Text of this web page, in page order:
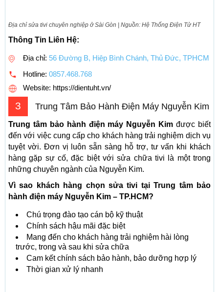
Địa chỉ sửa tivi chuyên nghiệp ở Sài Gòn | Nguồn: Hệ Thống Điện Tử HT
Thông Tin Liên Hệ:
Địa chỉ: 56 Đường B, Hiệp Bình Chánh, Thủ Đức, TPHCM
Hotline: 0857.468.768
Website: https://dientuht.vn/
3 Trung Tâm Bảo Hành Điện Máy Nguyễn Kim
Trung tâm bảo hành điện máy Nguyễn Kim được biết
đến với việc cung cấp cho khách hàng trải nghiệm dịch vụ
tuyệt vời. Đơn vị luôn sẵn sàng hỗ trợ, tư vấn khi khách
hàng gặp sự cố, đặc biệt với sửa chữa tivi là một trong
những chuyên ngành của Nguyễn Kim.
Vì sao khách hàng chọn sửa tivi tại Trung tâm bảo
hành điện máy Nguyễn Kim – TP.HCM?
Chú trọng đào tạo cán bộ kỹ thuật
Chính sách hậu mãi đặc biệt
Mang đến cho khách hàng trải nghiệm hài lòng
trước, trong và sau khi sửa chữa
Cam kết chính sách bảo hành, bảo dưỡng hợp lý
Thời gian xử lý nhanh